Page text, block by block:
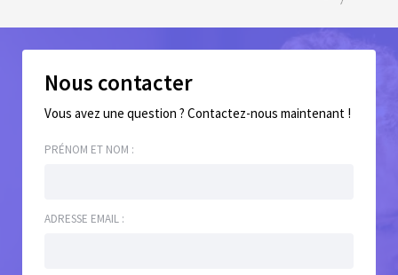
Nous contacter
Vous avez une question ? Contactez-nous maintenant !
PRÉNOM ET NOM :
ADRESSE EMAIL :